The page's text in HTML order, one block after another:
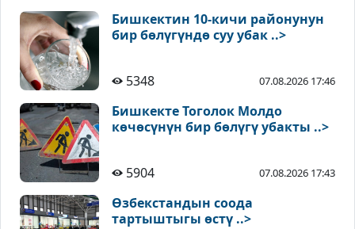
Бишкектин 10-кичи районунун
бир бөлүгүндө суу убак ..>
5348 07.08.2026 17:46
Бишкекте Тоголок Молдо
көчөсүнүн бир бөлүгү убакты ..>
5904 07.08.2026 17:43
Өзбекстандын соода
тартыштыгы өстү ..>